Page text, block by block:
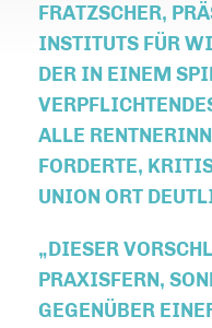
RATZSCHER,
NSTITUTS FÜR
ER IN EINEM
LLE
ORDERTE,
NION ORT
DIESER
PRAXISFERN,
GEGENÜBER